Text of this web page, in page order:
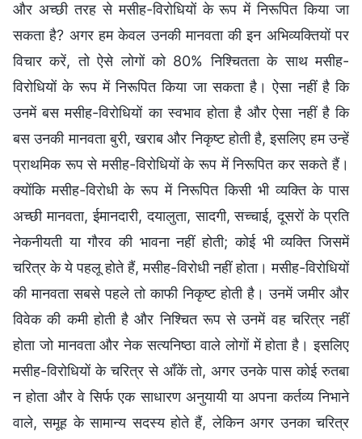
और अच्छी तरह से मसीह-विरोधियों के रूप में निरूपित किया जा
सकता है? अगर हम केवल उनकी मानवता की इन अभिव्यक्तियों पर
विचार करें, तो ऐसे लोगों को 80% निश्चितता के साथ मसीह-
विरोधियों के रूप में निरूपित किया जा सकता है। ऐसा नहीं है कि
उनमें बस मसीह-विरोधियों का स्वभाव होता है और ऐसा नहीं है कि
बस उनकी मानवता बुरी, खराब और निकृष्ट होती है, इसलिए हम उन्हें
प्राथमिक रूप से मसीह-विरोधियों के रूप में निरूपित कर सकते हैं।
क्योंकि मसीह-विरोधी के रूप में निरूपित किसी भी व्यक्ति के पास
अच्छी मानवता, ईमानदारी, दयालुता, सादगी, सच्चाई, दूसरों के प्रति
नेकनीयती या गौरव की भावना नहीं होती; कोई भी व्यक्ति जिसमें
चरित्र के ये पहलू होते हैं, मसीह-विरोधी नहीं होता। मसीह-विरोधियों
की मानवता सबसे पहले तो काफी निकृष्ट होती है। उनमें जमीर और
विवेक की कमी होती है और निश्चित रूप से उनमें वह चरित्र नहीं
होता जो मानवता और नेक सत्यनिष्ठा वाले लोगों में होता है। इसलिए
मसीह-विरोधियों के चरित्र से आँकें तो, अगर उनके पास कोई रुतबा
न होता और वे सिर्फ एक साधारण अनुयायी या अपना कर्तव्य निभाने
वाले, समूह के सामान्य सदस्य होते हैं, लेकिन अगर उनका चरित्र